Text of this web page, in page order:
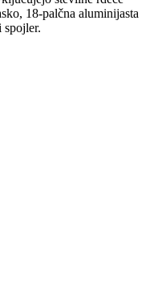
18-palčna aluminijasta
spojler.